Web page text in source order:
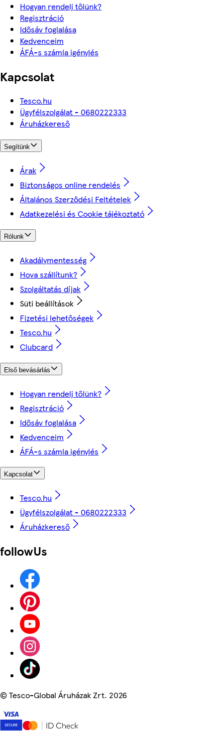
Hogyan rendelj tőlünk?
Regisztráció
Idősáv foglalása
Kedvenceim
ÁFÁ-s számla igénylés
Kapcsolat
Tesco.hu
Ügyfélszolgálat - 0680222333
Áruházkereső
Segítünk
Árak
Biztonságos online rendelés
Általános Szerződési Feltételek
Adatkezelési és Cookie tájékoztató
Rólunk
Akadálymentesség
Hova szállítunk?
Szolgáltatás díjak
Süti beállítások
Fizetési lehetőségek
Tesco.hu
Clubcard
Első bevásárlás
Hogyan rendelj tőlünk?
Regisztráció
Idősáv foglalása
Kedvenceim
ÁFÁ-s számla igénylés
Kapcsolat
Tesco.hu
Ügyfélszolgálat - 0680222333
Áruházkereső
followUs
©Tesco-Global Áruházak Zrt. 2026